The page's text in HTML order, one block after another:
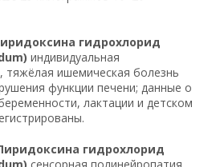
гидрохлорид
индивидуальная
тяжёлая ишемическая болезнь
функции печени; данные о
лактации и детском
гидрохлорид